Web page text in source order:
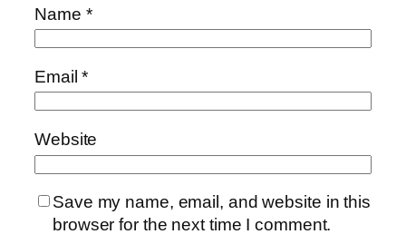
Name *
Email*
Website
Save my name, email, and website in this
browser for the next time I comment.